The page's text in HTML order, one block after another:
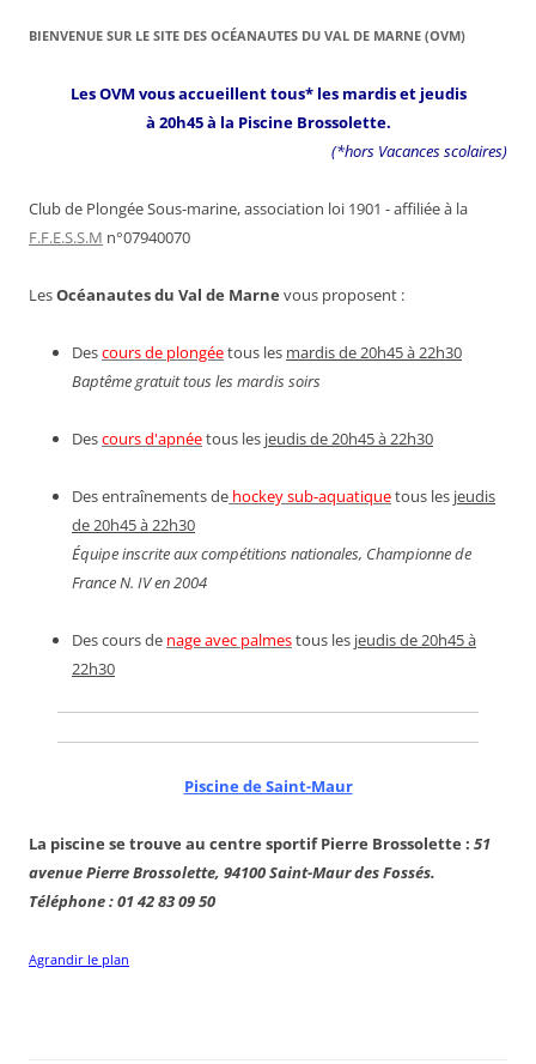
BIENVENUE SUR LE SITE DES OCÉANAUTES DU VAL DE MARNE (OVM)
Les OVM vous accueillent tous* les mardis et jeudis
à 20h45 à la Piscine Brossolette.
(*hors Vacances scolaires)
Club de Plongée Sous-marine, association loi 1901 - affiliée à la
F.F.E.S.S.M n°07940070
LesOcéanautes du Val de Marne vous proposent :
Descours de plongéetous les mardis de 20h45 à 22h30
Baptême gratuit tous les mardis soirs
Descours d'apnéetous les jeudis de 20h45 à 22h30
Des entraînements de hockey sub-aquatiquetous les jeudis
de 20h45 à 22h30
Équipe inscrite aux compétitions nationales, Championne de
France N. IV en 2004
Des cours de nage avec palmestous les jeudis de 20h45 à
22h30
Piscine de Saint-Maur
La piscine se trouve au centre sportif Pierre Brossolette : 51
avenue Pierre Brossolette, 94100 Saint-Maur des Fossés.
Téléphone : 01 42 83 09 50
Agrandir le plan